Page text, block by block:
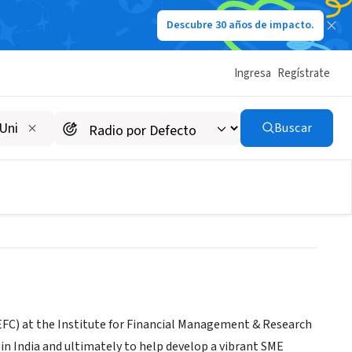
Descubre 30 años de impacto.
Ingresa Regístrate
Buscar
for Financial
at the Institute for Financial Management & Research
India and ultimately to help develop a vibrant SME